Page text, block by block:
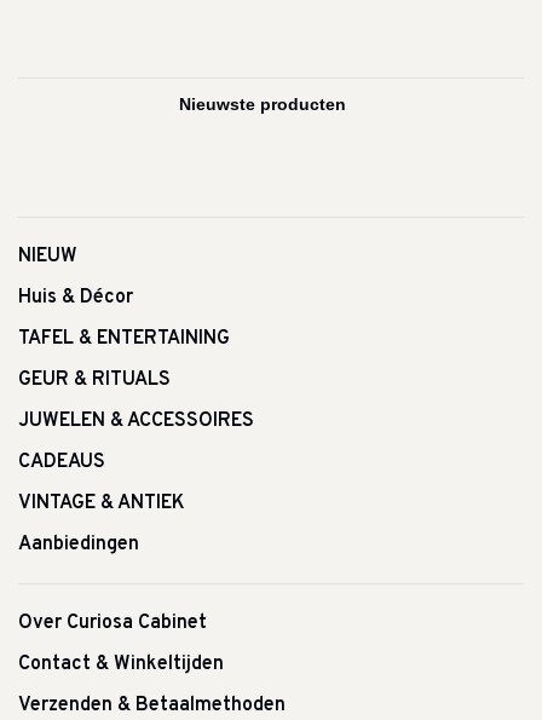
NIEUW
Huis & Décor
TAFEL & ENTERTAINING
GEUR & RITUALS
JUWELEN & ACCESSOIRES
CADEAUS
VINTAGE & ANTIEK
Aanbiedingen
Over Curiosa Cabinet
Contact & Winkeltijden
Verzenden & Betaalmethoden